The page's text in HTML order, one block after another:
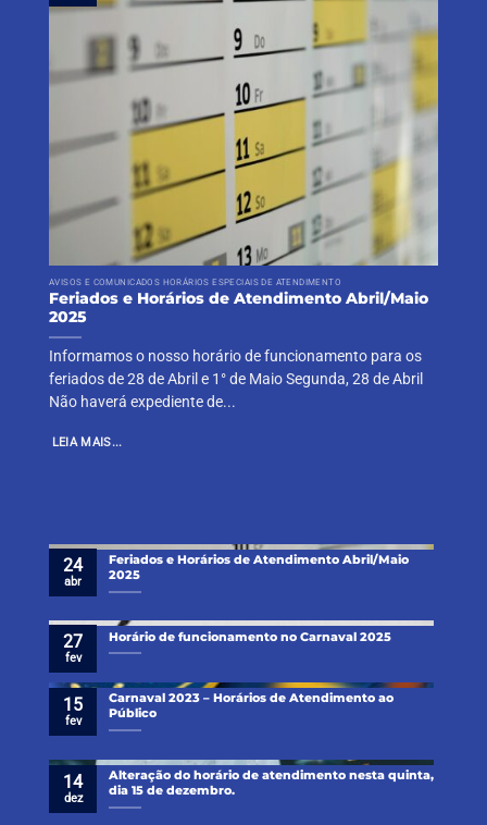
AVISOS E COMUNICADOS HORÁRIOS ESPECIAIS DE ATENDIMENTO
Feriados e Horários de Atendimento Abril/Maio
2025
Informamos o nosso horário de funcionamento para os
feriados de 28 de Abril e 1° de Maio Segunda, 28 de Abril
Não haverá expediente de...
LEIA MAIS...
Feriados e Horários de Atendimento Abril/Maio
2025
24
abr
Horário de funcionamento no Carnaval 2025
27
fev
Carnaval 2023 – Horários de Atendimento ao
Público
15
fev
Alteração do horário de atendimento nesta quinta,
dia 15 de dezembro.
14
dez